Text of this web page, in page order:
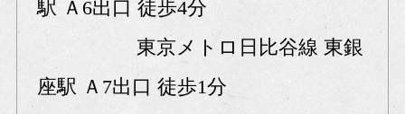
駅 Ａ6出口 徒歩4分
東京メトロ日比谷線 東銀
座駅 Ａ7出口 徒歩1分